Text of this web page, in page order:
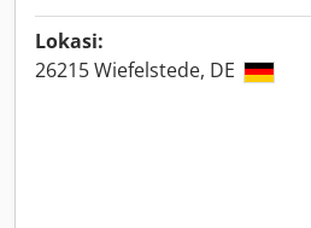
Lokasi:
26215 Wiefelstede, DE